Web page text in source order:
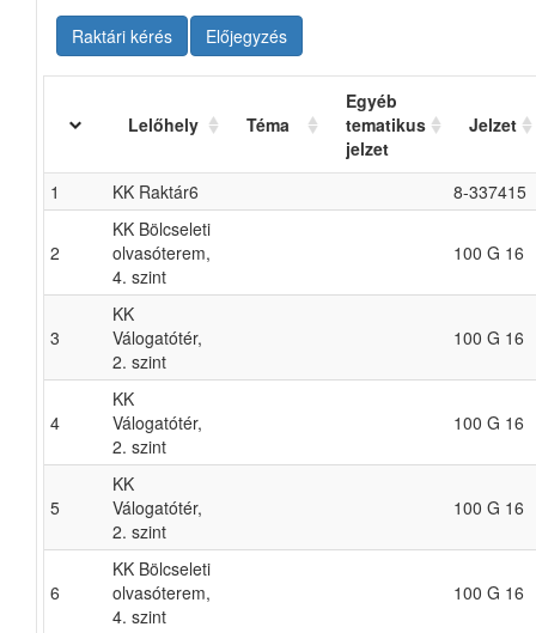
Raktári kérés Előjegyzés
Lelőhely Téma
Egyéb
tematikus
jelzet
Jelzet
1 KK Raktár6 8-337415
2
KK Bölcseleti
olvasóterem,
4. szint
100 G 16
3
KK
Válogatótér,
2. szint
100 G 16
4
KK
Válogatótér,
2. szint
100 G 16
5
KK
Válogatótér,
2. szint
100 G 16
6
KK Bölcseleti
olvasóterem,
4. szint
100 G 16